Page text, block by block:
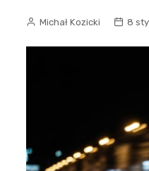
Michał Kozicki 8